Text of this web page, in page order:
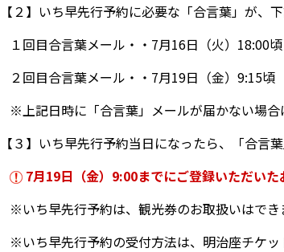
【２】いち早先行予約に必要な「合言葉」が、
１回目合言葉メール・・7月16日（火）18:00頃
２回目合言葉メール・・7月19日（金）9:15頃
※上記日時に「合言葉」メールが届かない場合
【３】いち早先行予約当日になったら、「合言
7月19日（金）9:00までにご登録いただいた
※いち早先行予約は、観光券のお取扱いはでき
※いち早先行予約の受付方法は、明治座チケッ